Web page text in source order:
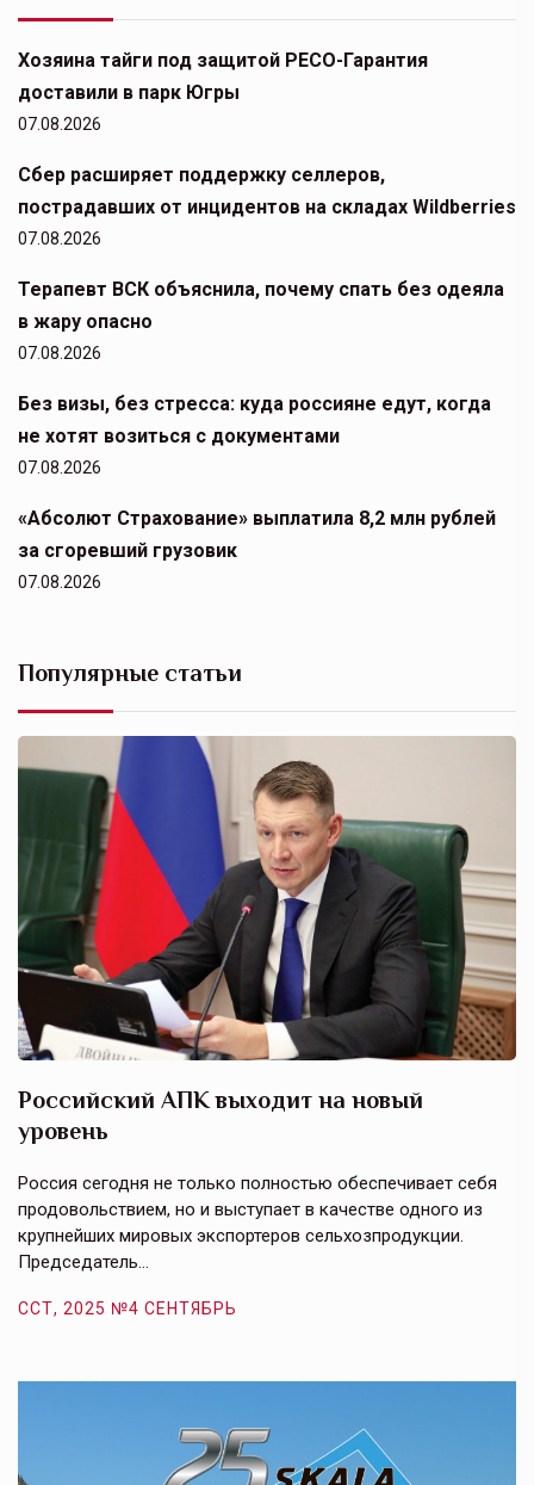
Хозяина тайги под защитой РЕСО-Гарантия
доставили в парк Югры
07.08.2026
Сбер расширяет поддержку селлеров,
пострадавших от инцидентов на складах Wildberries
07.08.2026
Терапевт ВСК объяснила, почему спать без одеяла
в жару опасно
07.08.2026
Без визы, без стресса: куда россияне едут, когда
не хотят возиться с документами
07.08.2026
«Абсолют Страхование» выплатила 8,2 млн рублей
за сгоревший грузовик
07.08.2026
Популярные статьи
Российский АПК выходит на новый
уровень
Россия сегодня не только полностью обеспечивает себя
продовольствием, но и выступает в качестве одного из
крупнейших мировых экспортеров сельхозпродукции.
Председатель…
ССТ, 2025 №4 СЕНТЯБРЬ